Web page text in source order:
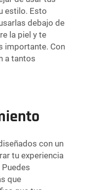
estilo. Esto
debajo de
la piel y te
importante. Con
a tantos
con un
tu experiencia
que